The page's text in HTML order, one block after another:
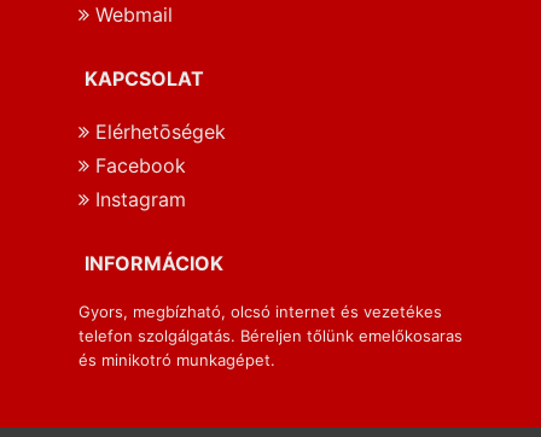
Webmail
KAPCSOLAT
Elérhetōségek
Facebook
Instagram
INFORMÁCIOK
Gyors, megbízható, olcsó internet és vezetékes
telefon szolgálgatás. Béreljen tőlünk emelőkosaras
és minikotró munkagépet.